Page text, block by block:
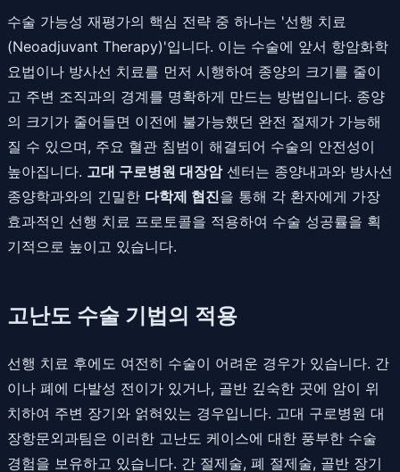
수술 가능성 재평가의 핵심 전략 중 하나는 '선행 치료
(Neoadjuvant Therapy)'입니다. 이는 수술에 앞서 항암화학
요법이나 방사선 치료를 먼저 시행하여 종양의 크기를 줄이
고 주변 조직과의 경계를 명확하게 만드는 방법입니다. 종양
의 크기가 줄어들면 이전에 불가능했던 완전 절제가 가능해
질 수 있으며, 주요 혈관 침범이 해결되어 수술의 안전성이
높아집니다. 고대 구로병원 대장암센터는 종양내과와 방사선
종양학과와의 긴밀한 다학제 협진을 통해 각 환자에게 가장
효과적인 선행 치료 프로토콜을 적용하여 수술 성공률을 획
기적으로 높이고 있습니다.
고난도 수술 기법의 적용
선행 치료 후에도 여전히 수술이 어려운 경우가 있습니다. 간
이나 폐에 다발성 전이가 있거나, 골반 깊숙한 곳에 암이 위
치하여 주변 장기와 얽혀있는 경우입니다. 고대 구로병원 대
장항문외과팀은 이러한 고난도 케이스에 대한 풍부한 수술
경험을 보유하고 있습니다. 간 절제술, 폐 절제술, 골반 장기